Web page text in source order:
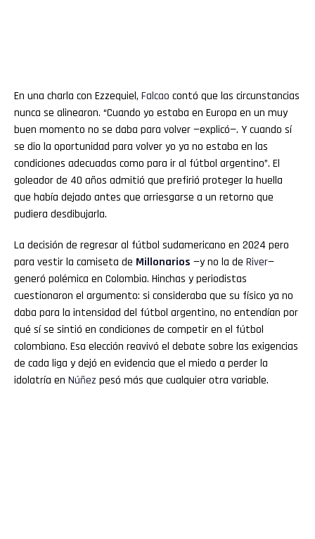
En una charla con Ezzequiel, Falcao contó que las circunstancias
nunca se alinearon. “Cuando yo estaba en Europa en un muy
buen momento no se daba para volver —explicó—. Y cuando sí
se dio la oportunidad para volver yo ya no estaba en las
condiciones adecuadas como para ir al fútbol argentino”. El
goleador de 40 años admitió que prefirió proteger la huella
que había dejado antes que arriesgarse a un retorno que
pudiera desdibujarla.
La decisión de regresar al fútbol sudamericano en 2024 pero
para vestir la camiseta de Millonarios —y no la de River—
generó polémica en Colombia. Hinchas y periodistas
cuestionaron el argumento: si consideraba que su físico ya no
daba para la intensidad del fútbol argentino, no entendían por
qué sí se sintió en condiciones de competir en el fútbol
colombiano. Esa elección reavivó el debate sobre las exigencias
de cada liga y dejó en evidencia que el miedo a perder la
idolatría en Núñez pesó más que cualquier otra variable.